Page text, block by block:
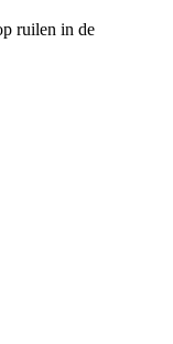
ruilen in de